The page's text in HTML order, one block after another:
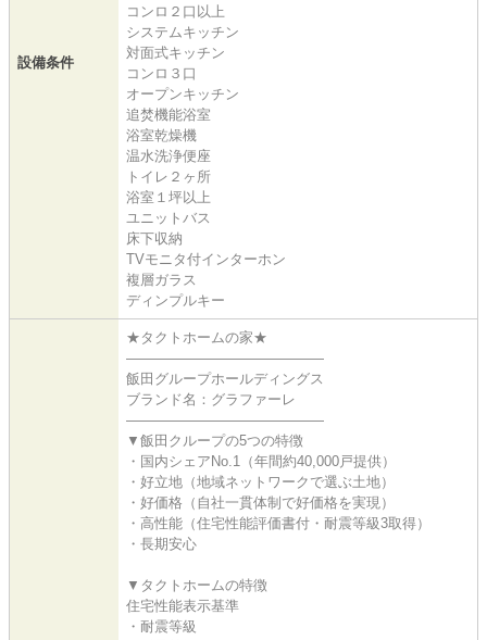
設備条件
コンロ２口以上
システムキッチン
対面式キッチン
コンロ３口
オープンキッチン
追焚機能浴室
浴室乾燥機
温水洗浄便座
トイレ２ヶ所
浴室１坪以上
ユニットバス
床下収納
TVモニタ付インターホン
複層ガラス
ディンプルキー
★タクトホームの家★
――――――――――――――
飯田グループホールディングス
ブランド名：グラファーレ
――――――――――――――
▼飯田クループの5つの特徴
・国内シェアNo.1（年間約40,000戸提供）
・好立地（地域ネットワークで選ぶ土地）
・好価格（自社一貫体制で好価格を実現）
・高性能（住宅性能評価書付・耐震等級3取得）
・長期安心
▼タクトホームの特徴
住宅性能表示基準
・耐震等級